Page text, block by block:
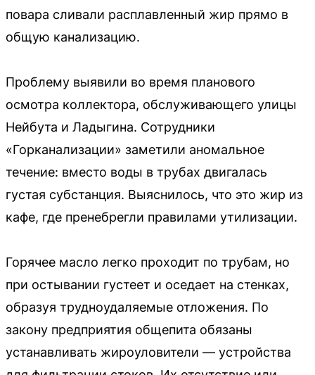
повара сливали расплавленный жир прямо в
общую канализацию.
Проблему выявили во время планового
осмотра коллектора, обслуживающего улицы
Нейбута и Ладыгина. Сотрудники
«Горканализации» заметили аномальное
течение: вместо воды в трубах двигалась
густая субстанция. Выяснилось, что это жир из
кафе, где пренебрегли правилами утилизации.
Горячее масло легко проходит по трубам, но
при остывании густеет и оседает на стенках,
образуя трудноудаляемые отложения. По
закону предприятия общепита обязаны
устанавливать жироуловители — устройства